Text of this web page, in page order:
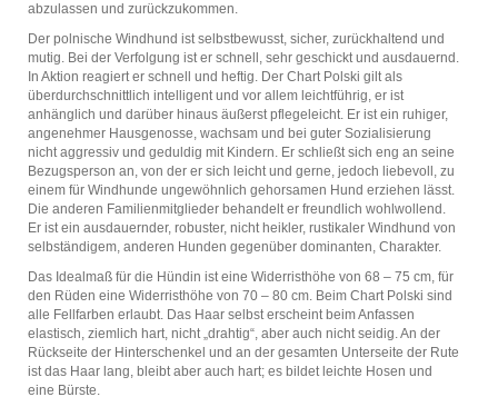
abzulassen und zurückzukommen.
Der polnische Windhund ist selbstbewusst, sicher, zurückhaltend und
mutig. Bei der Verfolgung ist er schnell, sehr geschickt und ausdauernd.
In Aktion reagiert er schnell und heftig. Der Chart Polski gilt als
überdurchschnittlich intelligent und vor allem leichtführig, er ist
anhänglich und darüber hinaus äußerst pflegeleicht. Er ist ein ruhiger,
angenehmer Hausgenosse, wachsam und bei guter Sozialisierung
nicht aggressiv und geduldig mit Kindern. Er schließt sich eng an seine
Bezugsperson an, von der er sich leicht und gerne, jedoch liebevoll, zu
einem für Windhunde ungewöhnlich gehorsamen Hund erziehen lässt.
Die anderen Familienmitglieder behandelt er freundlich wohlwollend.
Er ist ein ausdauernder, robuster, nicht heikler, rustikaler Windhund von
selbständigem, anderen Hunden gegenüber dominanten, Charakter.
Das Idealmaß für die Hündin ist eine Widerristhöhe von 68 – 75 cm, für
den Rüden eine Widerristhöhe von 70 – 80 cm. Beim Chart Polski sind
alle Fellfarben erlaubt. Das Haar selbst erscheint beim Anfassen
elastisch, ziemlich hart, nicht „drahtig“, aber auch nicht seidig. An der
Rückseite der Hinterschenkel und an der gesamten Unterseite der Rute
ist das Haar lang, bleibt aber auch hart; es bildet leichte Hosen und
eine Bürste.